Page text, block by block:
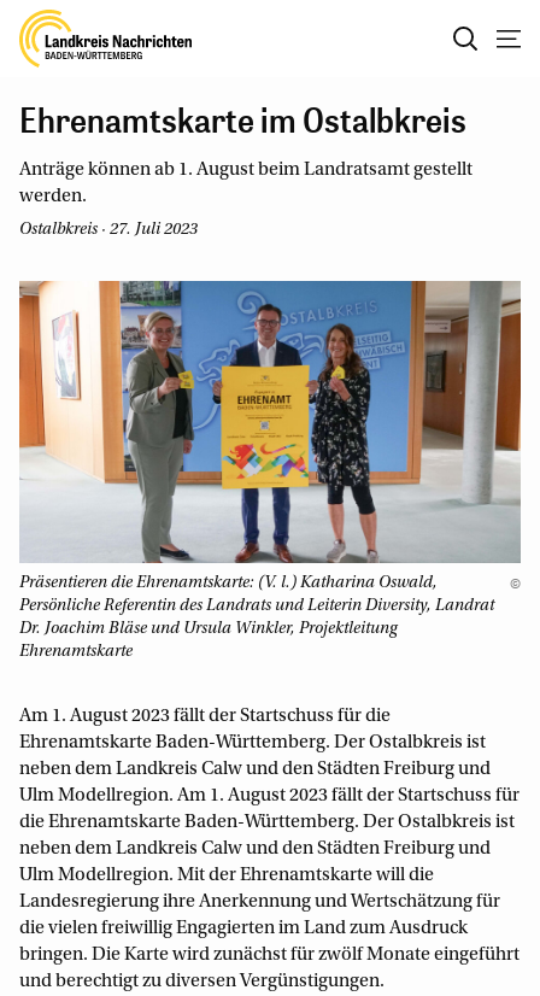
Ehrenamtskarte im Ostalbkreis
Anträge können ab 1. August beim Landratsamt gestellt
werden.
Ostalbkreis · 27. Juli 2023
Präsentieren die Ehrenamtskarte: (V. l.) Katharina Oswald,
Persönliche Referentin des Landrats und Leiterin Diversity, Landrat
Dr. Joachim Bläse und Ursula Winkler, Projektleitung
Ehrenamtskarte
©
Am 1. August 2023 fällt der Startschuss für die
Ehrenamtskarte Baden-Württemberg. Der Ostalbkreis ist
neben dem Landkreis Calw und den Städten Freiburg und
Ulm Modellregion. Am 1. August 2023 fällt der Startschuss für
die Ehrenamtskarte Baden-Württemberg. Der Ostalbkreis ist
neben dem Landkreis Calw und den Städten Freiburg und
Ulm Modellregion. Mit der Ehrenamtskarte will die
Landesregierung ihre Anerkennung und Wertschätzung für
die vielen freiwillig Engagierten im Land zum Ausdruck
bringen. Die Karte wird zunächst für zwölf Monate eingeführt
und berechtigt zu diversen Vergünstigungen.